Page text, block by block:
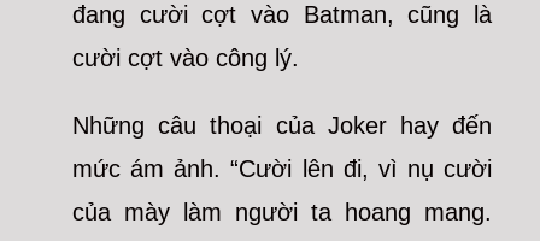
đang cười cợt vào Batman, cũng là
cười cợt vào công lý.
Những câu thoại của Joker hay đến
mức ám ảnh. “Cười lên đi, vì nụ cười
của mày làm người ta hoang mang.